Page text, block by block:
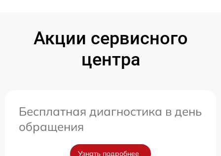
Акции сервисного
центра
Бесплатная диагностика в день
обращения
Узнать подробнее